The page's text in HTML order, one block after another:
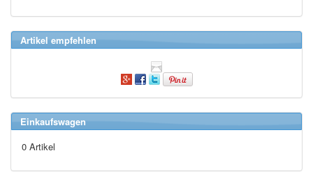
Artikel empfehlen
Einkaufswagen
0 Artikel